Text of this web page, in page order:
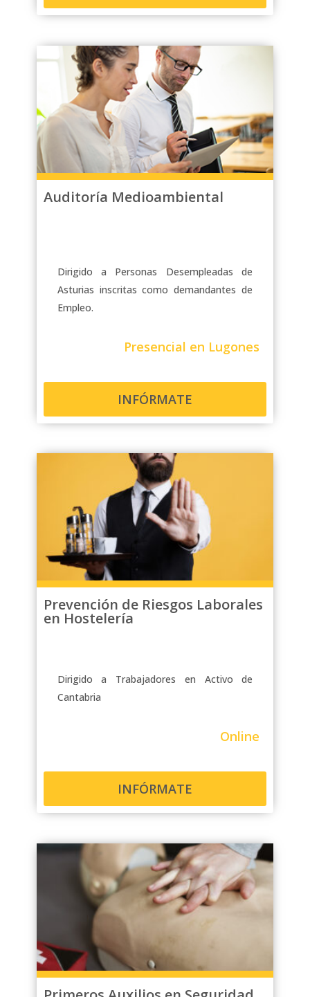
Auditoría Medioambiental
Dirigido a Personas Desempleadas de
Asturias inscritas como demandantes de
Empleo.
Presencial en Lugones
INFÓRMATE
Prevención de Riesgos Laborales
en Hostelería
Dirigido a Trabajadores en Activo de
Cantabria
Online
INFÓRMATE